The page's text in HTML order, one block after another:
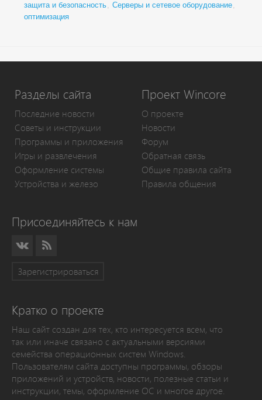
защита и безопасность, Серверы и сетевое оборудование,
оптимизация
Разделы сайта
Последние новости
Советы и инструкции
Программы и приложения
Игры и развлечения
Оформление системы
Устройства и железо
Проект Wincore
О проекте
Новости
Форум
Обратная связь
Общие правила сайта
Правила общения
Присоединяйтесь к нам
Зарегистрироваться
Кратко о проекте
Наш сайт создан для тех, кто интересуется всем, что
так или иначе связано с актуальными версиями
семейства операционных систем Windows.
Пользователям сайта доступны программы, обзоры
приложений и устройств, новости, полезные статьи и
инструкции, темы, оформление ОС и многое другое.